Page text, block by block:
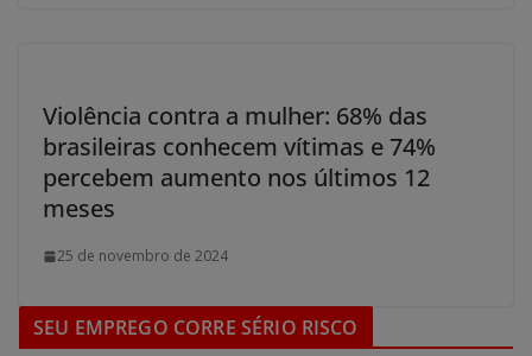
Violência contra a mulher: 68% das
brasileiras conhecem vítimas e 74%
percebem aumento nos últimos 12
meses
25 de novembro de 2024
SEU EMPREGO CORRE SÉRIO RISCO